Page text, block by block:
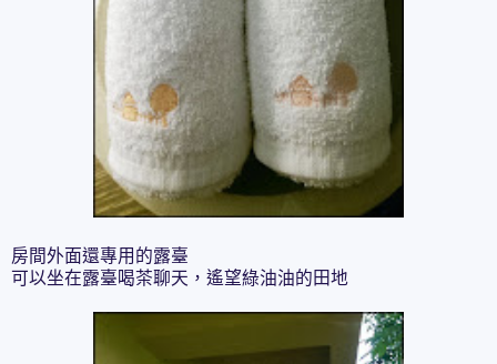
房間外面還專用的露臺
可以坐在露臺喝茶聊天，遙望綠油油的田地